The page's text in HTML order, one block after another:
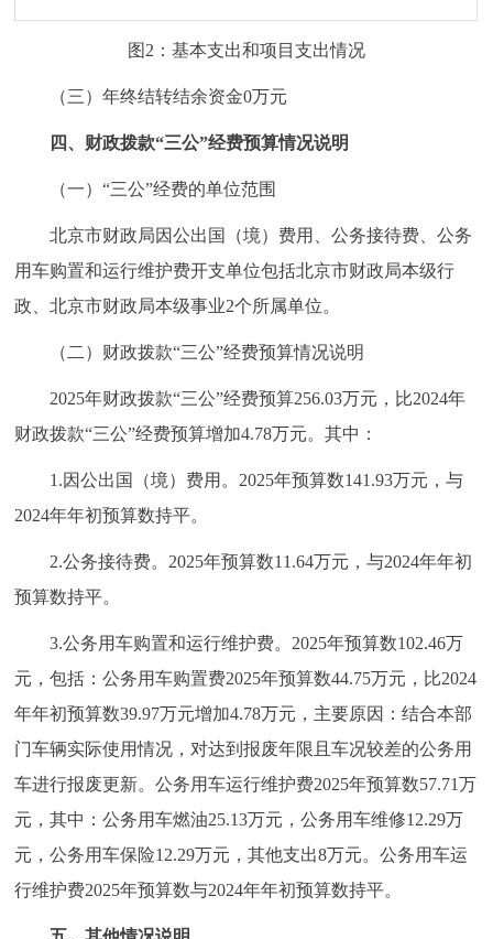
图2：基本支出和项目支出情况
（三）年终结转结余资金0万元
四、财政拨款“三公”经费预算情况说明
（一）“三公”经费的单位范围
北京市财政局因公出国（境）费用、公务接待费、公务
用车购置和运行维护费开支单位包括北京市财政局本级行
政、北京市财政局本级事业2个所属单位。
（二）财政拨款“三公”经费预算情况说明
2025年财政拨款“三公”经费预算256.03万元，比2024年
财政拨款“三公”经费预算增加4.78万元。其中：
1.因公出国（境）费用。2025年预算数141.93万元，与
2024年年初预算数持平。
2.公务接待费。2025年预算数11.64万元，与2024年年初
预算数持平。
3.公务用车购置和运行维护费。2025年预算数102.46万
元，包括：公务用车购置费2025年预算数44.75万元，比2024
年年初预算数39.97万元增加4.78万元，主要原因：结合本部
门车辆实际使用情况，对达到报废年限且车况较差的公务用
车进行报废更新。公务用车运行维护费2025年预算数57.71万
元，其中：公务用车燃油25.13万元，公务用车维修12.29万
元，公务用车保险12.29万元，其他支出8万元。公务用车运
行维护费2025年预算数与2024年年初预算数持平。